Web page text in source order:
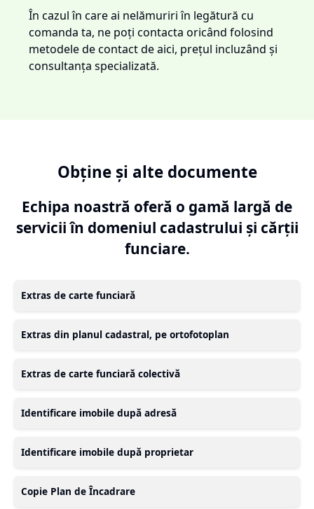
În cazul în care ai nelămuriri în legătură cu
comanda ta, ne poți contacta oricând folosind
metodele de contact de aici, prețul incluzând și
consultanța specializată.
Obține și alte documente
Echipa noastră oferă o gamă largă de
servicii în domeniul cadastrului și cărții
funciare.
Extras de carte funciară
Extras din planul cadastral, pe ortofotoplan
Extras de carte funciară colectivă
Identificare imobile după adresă
Identificare imobile după proprietar
Copie Plan de Încadrare